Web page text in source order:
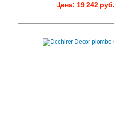
Цена: 19 242 руб.